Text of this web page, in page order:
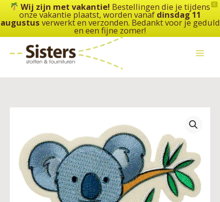
X
Wij zijn met vakantie! Bestellingen die je tijdens
onze vakantie plaatst, worden vanaf dinsdag 11
augustus verwerkt en verzonden. Bedankt voor je geduld
en een fijne zomer!
de
inhoud
Recycled
MonoQuick
aantal